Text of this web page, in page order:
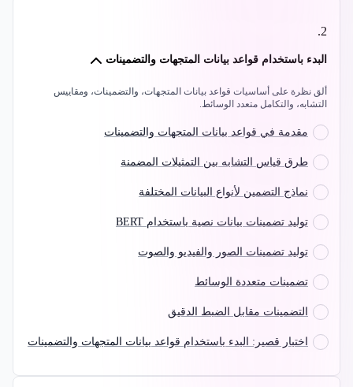
2
.
البدء باستخدام قواعد بيانات المتجهات والتضمينات
ألق نظرة على أساسيات قواعد بيانات المتجهات، والتضمينات، ومقاييس
التشابه، والتكامل متعدد الوسائط.
مقدمة في قواعد بيانات المتجهات والتضمينات
طرق قياس التشابه بين التمثيلات المضمنة
نماذج التضمين لأنواع البيانات المختلفة
توليد تضمينات بيانات نصية باستخدام BERT
توليد تضمينات الصور والفيديو والصوت
تضمينات متعددة الوسائط
التضمينات مقابل الضبط الدقيق
اختبار قصير: البدء باستخدام قواعد بيانات المتجهات والتضمينات